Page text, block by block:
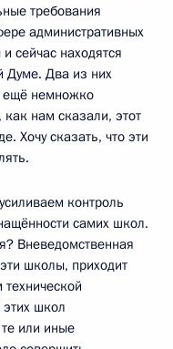
требования
административных
сейчас находятся
Думе. Два из них
ещё немножко
как нам сказали, этот
Хочу сказать, что эти
контроль
самих школ.
Вневедомственная
школы, приходит
технической
школ
или иные